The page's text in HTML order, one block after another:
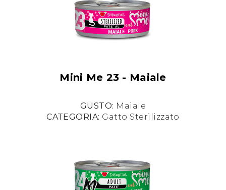
Mini Me 23 - Maiale
GUSTO: Maiale
CATEGORIA: Gatto Sterilizzato